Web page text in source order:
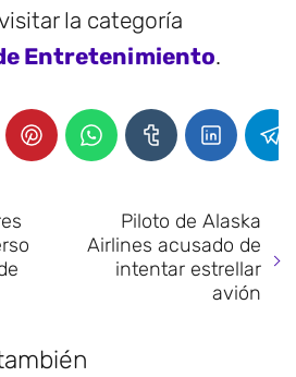
la categoría
Entretenimiento.
Piloto de Alaska
Airlines acusado de
intentar estrellar
avión